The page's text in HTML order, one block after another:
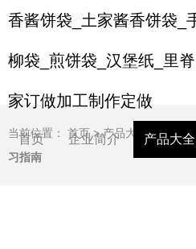
香酱饼袋_土家酱香饼袋_
柳袋_煎饼袋_汉堡纸_里
家订做加工制作定做
首页 企业简介 产品大全
当前位置： 首页 > 产品大全 > 香酱
习指南